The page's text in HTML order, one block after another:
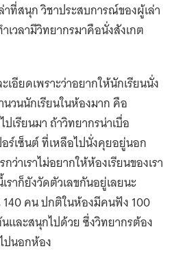
าที่สนุก วิชาประสบการณ์ของผู้เล่า
วลามีวิทยากรมาคือนั่งสังเกต
เอียดเพราะว่าอยากให้นักเรียนนั่ง
วนนักเรียนในห้องมาก คือ
รียนมา ถ้าวิทยากรน่าเบื่อ
ร์เซ็นต์ ที่เหลือไปนั่งคุยอยู่นอก
เราไม่อยากให้ห้องเรียนของเรา
าก็ยังวัดตัวเลขกันอยู่เลยนะ
คน ปกติในห้องมีคนฟัง 100
และสนุกไปด้วย ซึ่งวิทยากรต้อง
ปนอกห้อง